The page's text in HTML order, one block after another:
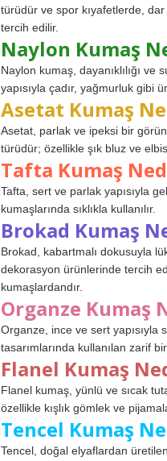
türüdür ve spor kıyafetlerde,
tercih edilir.
Naylon Kumaş
Naylon kumaş, dayanıklılığı ve
yapısıyla çadır, yağmurluk gibi
Asetat Kumaş
Asetat, parlak ve ipeksi bir
türüdür; özellikle şık bluz ve
Tafta Kumaş
Tafta, sert ve parlak yapısıyla
kumaşlarında sıklıkla kullanılır.
Brokad Kumaş
Brokad, kabartmalı dokusuyla
dekorasyon ürünlerinde tercih
kumaşlardandır.
Organze Kumaş
Organze, ince ve sert yapısıyla
tasarımlarında kullanılan zarif
Flanel Kumaş
Flanel kumaş, yünlü ve sıcak
özellikle kışlık gömlek ve
Tencel Kumaş
Tencel, doğal elyaflardan